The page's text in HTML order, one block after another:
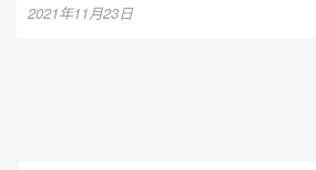
2021年11月23日